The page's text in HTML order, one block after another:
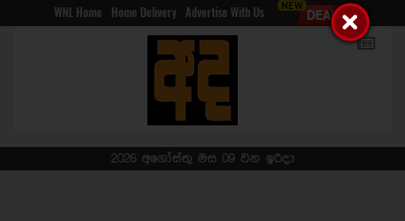
WNL Home Home Delivery Advertise With Us
2026 අගෝස්තු මස 09 වන ඉරිදා